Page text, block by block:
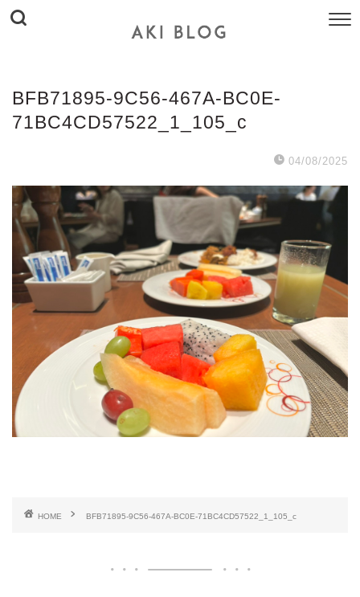
BFB71895-9C56-467A-BC0E-
71BC4CD57522_1_105_c
04/08/2025
HOME BFB71895-9C56-467A-BC0E-71BC4CD57522_1_105_c